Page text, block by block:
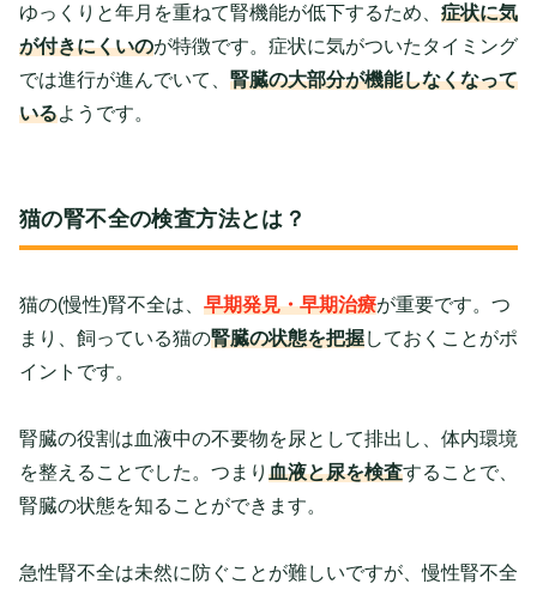
ゆっくりと年月を重ねて腎機能が低下するため、 症状に気
が付きにくいのが特徴です。症状に気がついたタイミング
では進行が進んでいて、 腎臓の大部分が機能しなくなって
いるようです。
猫の腎不全の検査方法とは？
猫の(慢性)腎不全は、 早期発見・早期治療が重要です。つ
まり、飼っている猫の腎臓の状態を把握しておくことがポ
イントです。
腎臓の役割は血液中の不要物を尿として排出し、体内環境
を整えることでした。つまり 血液と尿を検査することで、
腎臓の状態を知ることができます。
急性腎不全は未然に防ぐことが難しいですが、慢性腎不全